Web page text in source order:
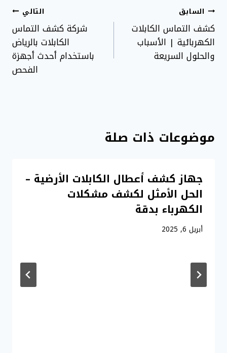
تصفّح
المقالات
السابق
كشف التماس الكابلات
الكهربائية | الأسباب
والحلول السريعة
التالي
شركة كشف التماس
الكابلات بالرياض
باستخدام أحدث أجهزة
الفحص
موضوعات ذات صلة
جهاز كشف أعطال الكابلات الأرضية –
الحل الأمثل لكشف مشكلات
الكهرباء بدقة
أبريل 6, 2025